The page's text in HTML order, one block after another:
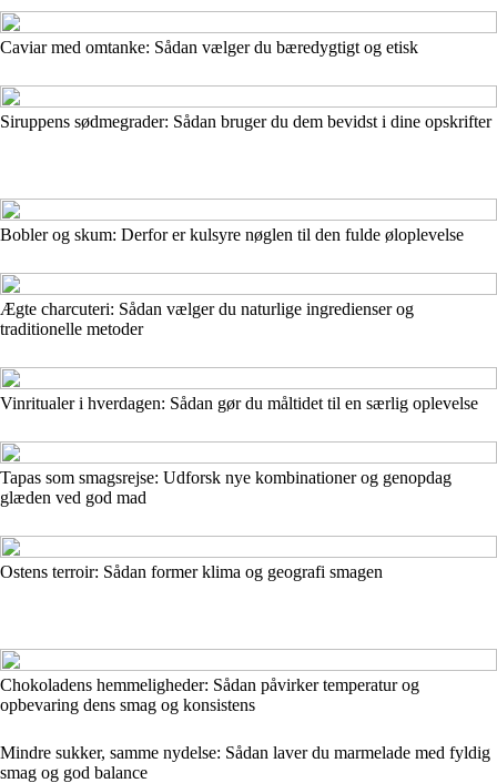
Caviar med omtanke: Sådan vælger du bæredygtigt og etisk
Siruppens sødmegrader: Sådan bruger du dem bevidst i dine opskrifter
Bobler og skum: Derfor er kulsyre nøglen til den fulde øloplevelse
Ægte charcuteri: Sådan vælger du naturlige ingredienser og
traditionelle metoder
Vinritualer i hverdagen: Sådan gør du måltidet til en særlig oplevelse
Tapas som smagsrejse: Udforsk nye kombinationer og genopdag
glæden ved god mad
Ostens terroir: Sådan former klima og geografi smagen
Chokoladens hemmeligheder: Sådan påvirker temperatur og
opbevaring dens smag og konsistens
Mindre sukker, samme nydelse: Sådan laver du marmelade med fyldig
smag og god balance